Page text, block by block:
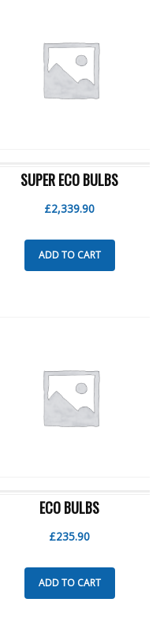
SUPER ECO BULBS
£2,339.90
ADD TO CART
ECO BULBS
£235.90
ADD TO CART